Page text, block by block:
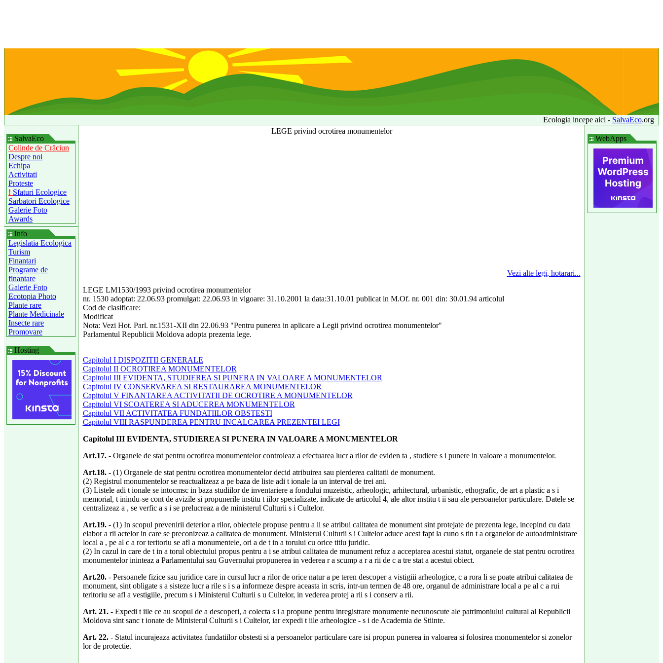
Ecologia incepe aici - SalvaEco.org
SalvaEco
Colinde de Crăciun
Despre noi
Echipa
Activitati
Proteste
! Sfaturi Ecologice
Sarbatori Ecologice
Galerie Foto
Awards
Info
Legislatia Ecologica
Turism
Finantari
Programe de
finantare
Galerie Foto
Ecotopia Photo
Plante rare
Plante Medicinale
Insecte rare
Promovare
Hosting
LEGE privind ocrotirea monumentelor
Vezi alte legi, hotarari...
LEGE LM1530/1993 privind ocrotirea monumentelor
nr. 1530 adoptat: 22.06.93 promulgat: 22.06.93 in vigoare: 31.10.2001 la data:31.10.01 publicat in M.Of. nr. 001 din: 30.01.94 articolul
Cod de clasificare:
Modificat
Nota: Vezi Hot. Parl. nr.1531-XII din 22.06.93 "Pentru punerea in aplicare a Legii privind ocrotirea monumentelor"
Parlamentul Republicii Moldova adopta prezenta lege.
Capitolul I DISPOZITII GENERALE
Capitolul II OCROTIREA MONUMENTELOR
Capitolul III EVIDENTA, STUDIEREA SI PUNERA IN VALOARE A MONUMENTELOR
Capitolul IV CONSERVAREA SI RESTAURAREA MONUMENTELOR
Capitolul V FINANTAREA ACTIVITATII DE OCROTIRE A MONUMENTELOR
Capitolul VI SCOATEREA SI ADUCEREA MONUMENTELOR
Capitolul VII ACTIVITATEA FUNDATIILOR OBSTESTI
Capitolul VIII RASPUNDEREA PENTRU INCALCAREA PREZENTEI LEGI
Capitolul III EVIDENTA, STUDIEREA SI PUNERA IN VALOARE A MONUMENTELOR
Art.17.- Organele de stat pentru ocrotirea monumentelor controleaz a efectuarea lucr a rilor de eviden ta , studiere s i punere in valoare a monumentelor.
Art.18.- (1) Organele de stat pentru ocrotirea monumentelor decid atribuirea sau pierderea calitatii de monument.
(2) Registrul monumentelor se reactualizeaz a pe baza de liste adi t ionale la un interval de trei ani.
(3) Listele adi t ionale se intocmsc in baza studiilor de inventariere a fondului muzeistic, arheologic, arhitectural, urbanistic, ethografic, de art a plastic a s i
memorial, t inindu-se cont de avizile si propunerile institu t iilor specializate, indicate de articolul 4, ale altor institu t ii sau ale persoanelor particulare. Datele se
centralizeaz a , se verfic a s i se prelucreaz a de ministerul Culturii s i Cultelor.
Art.19.- (1) In scopul prevenirii deterior a rilor, obiectele propuse pentru a li se atribui calitatea de monument sint protejate de prezenta lege, incepind cu data
elabor a rii actelor in care se preconizeaz a calitatea de monument. Ministerul Culturii s i Cultelor aduce acest fapt la cuno s tin t a organelor de autoadministrare
local a , pe al c a ror teritoriu se afl a monumentele, ori a de t in a torului cu orice titlu juridic.
(2) In cazul in care de t in a torul obiectului propus pentru a i se atribui calitatea de munument refuz a acceptarea acestui statut, organele de stat pentru ocrotirea
monumentelor ininteaz a Parlamentului sau Guvernului propunerea in vederea r a scump a r a rii de c a tre stat a acestui obiect.
Art.20.- Persoanele fizice sau juridice care in cursul lucr a rilor de orice natur a pe teren descoper a vistigiii arheologice, c a rora li se poate atribui calitatea de
monument, sint obligate s a sisteze lucr a rile s i s a informeze despre aceasta in scris, intr-un termen de 48 ore, organul de administrare local a pe al c a rui
teritoriu se afl a vestigiile, precum s i Ministerul Culturii s u Cultelor, in vederea protej a rii s i conserv a rii.
Art. 21.- Expedi t iile ce au scopul de a descoperi, a colecta s i a propune pentru inregistrare monumente necunoscute ale patrimoniului cultural al Republicii
Moldova sint sanc t ionate de Ministerul Culturii s i Cultelor, iar expedi t iile arheologice - s i de Academia de Stiinte.
Art. 22.- Statul incurajeaza activitatea fundatiilor obstesti si a persoanelor particulare care isi propun punerea in valoarea si folosirea monumentelor si zonelor
lor de protectie.
WebApps